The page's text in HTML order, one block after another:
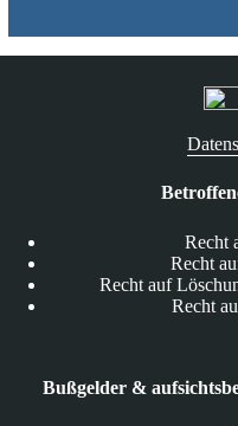
Recht
Recht
Recht auf
Recht
Bußgelder &